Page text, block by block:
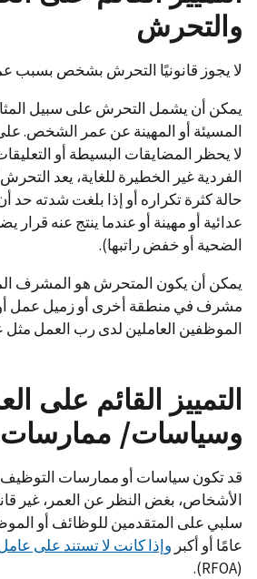
والتحرش
لا يجوز قانونيًا التحرش بشخص بسبب
يمكن أن يشمل التحرش على سبيل
المسيئة أو المهينة عن عمر الشخص.
لا يحظر المضايقات البسيطة أو
الفردية غير الخطيرة للغاية، يعد
حالة كثرة تكراره أو إذا بلغت شدته حد
عدائية أو مهينة أو عندما ينتج عنه
الضحية أو خفض راتبها).
يمكن أن يكون المتحرش هو المشرف
مشرف في منطقة أخرى أو زميل عمل
الموظفين العاملين لدى رب العمل مثل
التمييز القائم على
وسياسات/ ممارسات
قد تكون سياسات أو ممارسات
الأشخاص، بغض النظر عن العمر، غير
عامًا أو أكبر وإذا كانت لا تستند على
(RFOA).